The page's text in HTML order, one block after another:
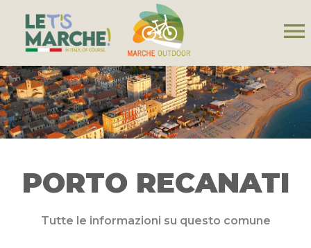
menu
PORTO RECANATI
Tutte le informazioni su questo comune